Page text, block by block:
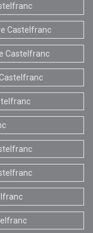
Castelfranc
Castelfranc